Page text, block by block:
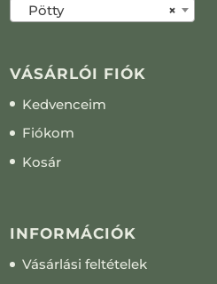
×
Pötty
VÁSÁRLÓI FIÓK
Kedvenceim
Fiókom
Kosár
INFORMÁCIÓK
Vásárlási feltételek